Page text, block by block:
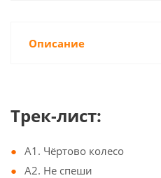
Описание
Трек-лист:
A1. Чёртово колесо
A2. Не спеши